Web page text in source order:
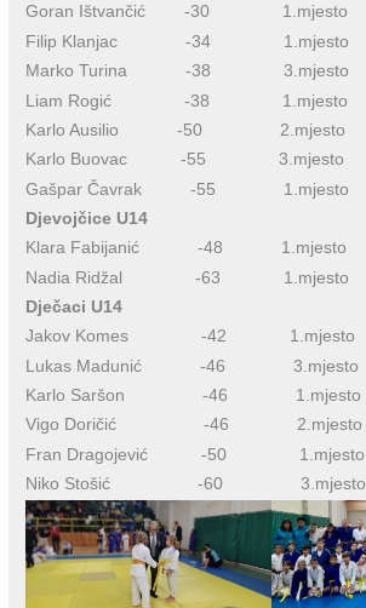
Goran Ištvančić -30 1.mjesto
Filip Klanjac -34 1.mjesto
Marko Turina -38 3.mjesto
Liam Rogić -38 1.mjesto
Karlo Ausilio -50 2.mjesto
Karlo Buovac -55 3.mjesto
Gašpar Čavrak -55 1.mjesto
Djevojčice U14
Klara Fabijanić -48 1.mjesto
Nadia Ridžal -63 1.mjesto
Dječaci U14
Jakov Komes -42 1.mjesto
Lukas Madunić -46 3.mjesto
Karlo Saršon -46 1.mjesto
Vigo Doričić -46 2.mjesto
Fran Dragojević -50 1.mjesto
Niko Stošić -60 3.mjesto